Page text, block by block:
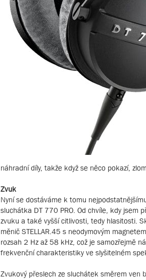
náhradní díly, takže když se něco pokazí,
Zvuk
Nyní se dostáváme k tomu
sluchátka DT 770 PRO. Od chvíle, kdy jsem
zvuku a také vyšší citlivosti, tedy hlasitosti.
měnič STELLAR.45 s neodymovým
rozsah 2 Hz až 58 kHz, což je samozřejmě
frekvenční charakteristiky ve slyšitelném
Zvukový přeslech ze sluchátek směrem ven